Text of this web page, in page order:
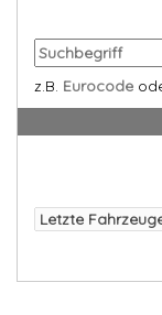
z.B. Eurocode